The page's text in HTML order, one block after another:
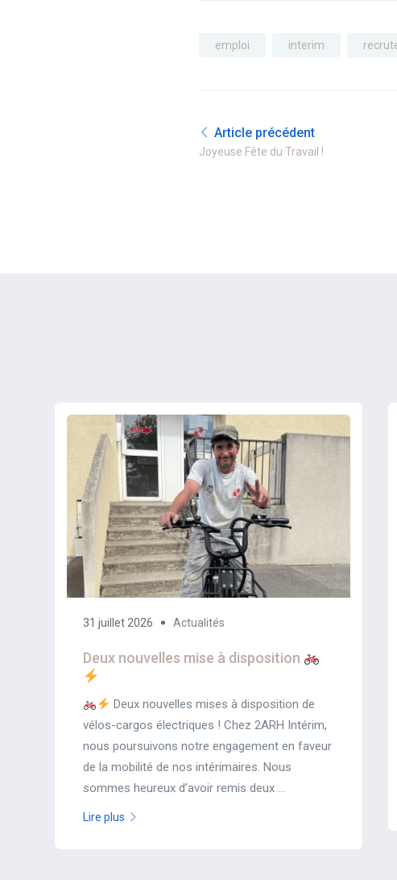
emploi interim
Article précédent
Joyeuse Fête du Travail !
31 juillet 2026 Actualités
Deux nouvelles mise à disposition
Deux nouvelles mises à disposition de
vélos-cargos électriques ! Chez 2ARH Intérim,
nous poursuivons notre engagement en faveur
de la mobilité de nos intérimaires. Nous
sommes heureux d’avoir remis deux ...
Lire plus